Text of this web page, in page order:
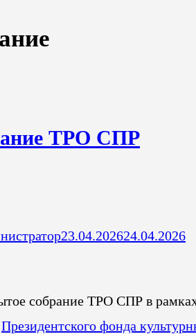
ТРО СПР
23.04.202624.04.2026
собрание ТРО СПР в
Президентского фонда